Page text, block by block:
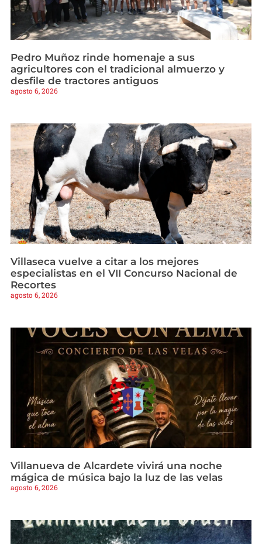
Pedro Muñoz rinde homenaje a sus
agricultores con el tradicional almuerzo y
desfile de tractores antiguos
agosto 6, 2026
Villaseca vuelve a citar a los mejores
especialistas en el VII Concurso Nacional de
Recortes
agosto 6, 2026
Villanueva de Alcardete vivirá una noche
mágica de música bajo la luz de las velas
agosto 6, 2026